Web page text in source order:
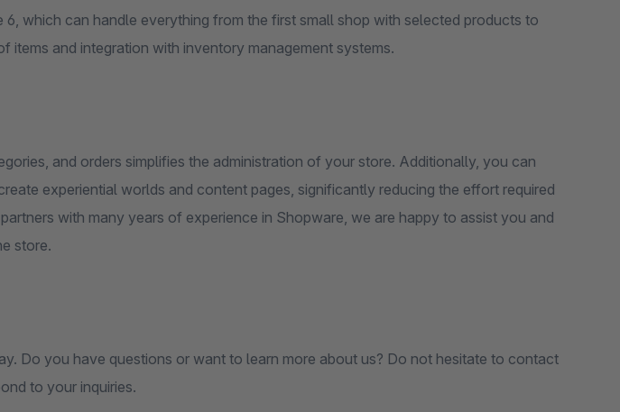
6, which can handle everything from the first small shop with selected products to
items and integration with inventory management systems.
and orders simplifies the administration of your store. Additionally, you can
experiential worlds and content pages, significantly reducing the effort required
with many years of experience in Shopware, we are happy to assist you and
store.
Do you have questions or want to learn more about us? Do not hesitate to contact
to your inquiries.